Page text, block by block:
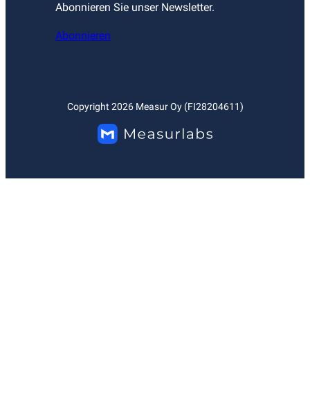
Abonnieren Sie unser Newsletter.
Abonnieren
Copyright 2026Measur Oy (FI28204611)